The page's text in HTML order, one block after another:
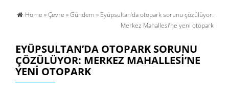
Home »Çevre »Gündem » Eyüpsultan’da otopark sorunu çözülüyor:
Merkez Mahallesi’ne yeni otopark
EYÜPSULTAN’DA OTOPARK SORUNU
ÇÖZÜLÜYOR: MERKEZ MAHALLESI’NE
YENI OTOPARK